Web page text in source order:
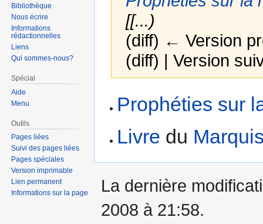
[[...)
(diff) ← Version
(diff) | Version
navigation
recherche
Prophéties sur
Livre du
Bibliothèque
Nous écrire
Informations
rédactionnelles
Liens
Qui sommes-nous?
Spécial
Aide
Menu
Outils
Pages liées
Suivi des pages liées
Pages spéciales
Version imprimable
Lien permanent
Informations sur la page
La dernière
2008 à 21:58.